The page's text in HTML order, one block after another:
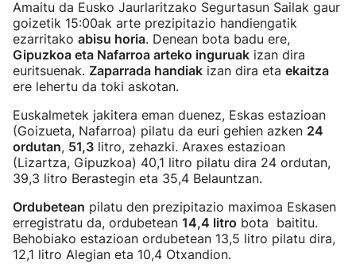
Amaitu da Eusko Jaurlaritzako Segurtasun Sailak gaur
goizetik 15:00ak arte prezipitazio handiengatik
ezarritako abisu horia. Denean bota badu ere,
Gipuzkoa eta Nafarroa arteko inguruak izan dira
euritsuenak. Zaparrada handiak izan dira eta ekaitza
ere lehertu da toki askotan.
Euskalmetek jakitera eman duenez, Eskas estazioan
(Goizueta, Nafarroa) pilatu da euri gehien azken 24
ordutan, 51,3 litro, zehazki. Araxes estazioan
(Lizartza, Gipuzkoa) 40,1 litro pilatu dira 24 ordutan,
39,3 litro Berastegin eta 35,4 Belauntzan.
Ordubetean pilatu den prezipitazio maximoa Eskasen
erregistratu da, ordubetean 14,4 litro bota baititu.
Behobiako estazioan ordubetean 13,5 litro pilatu dira,
12,1 litro Alegian eta 10,4 Otxandion.